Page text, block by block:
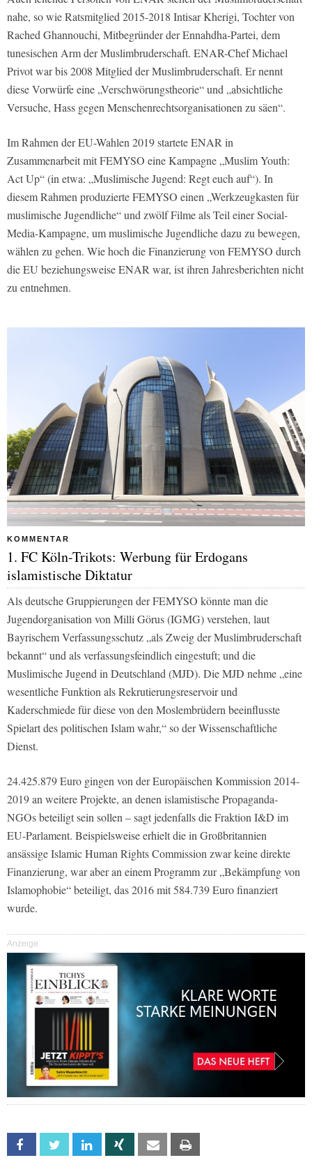
nahe, so wie Ratsmitglied 2015-2018 Intisar Kherigi, Tochter von
Rached Ghannouchi, Mitbegründer der Ennahdha-Partei, dem
tunesischen Arm der Muslimbruderschaft. ENAR-Chef Michael
Privot war bis 2008 Mitglied der Muslimbruderschaft. Er nennt
diese Vorwürfe eine „Verschwörungstheorie“ und „absichtliche
Versuche, Hass gegen Menschenrechtsorganisationen zu säen“.
Im Rahmen der EU-Wahlen 2019 startete ENAR in
Zusammenarbeit mit FEMYSO eine Kampagne „Muslim Youth:
Act Up“ (in etwa: „Muslimische Jugend: Regt euch auf“). In
diesem Rahmen produzierte FEMYSO einen „Werkzeugkasten für
muslimische Jugendliche“ und zwölf Filme als Teil einer Social-
Media-Kampagne, um muslimische Jugendliche dazu zu bewegen,
wählen zu gehen. Wie hoch die Finanzierung von FEMYSO durch
die EU beziehungsweise ENAR war, ist ihren Jahresberichten nicht
zu entnehmen.
KOMMENTAR
1. FC Köln-Trikots: Werbung für Erdogans
islamistische Diktatur
Als deutsche Gruppierungen der FEMYSO könnte man die
Jugendorganisation von Milli Görus (IGMG) verstehen, laut
Bayrischem Verfassungsschutz „als Zweig der Muslimbruderschaft
bekannt“ und als verfassungsfeindlich eingestuft; und die
Muslimische Jugend in Deutschland (MJD). Die MJD nehme „eine
wesentliche Funktion als Rekrutierungsreservoir und
Kaderschmiede für diese von den Moslembrüdern beeinflusste
Spielart des politischen Islam wahr,“ so der Wissenschaftliche
Dienst.
24.425.879 Euro gingen von der Europäischen Kommission 2014-
2019 an weitere Projekte, an denen islamistische Propaganda-
NGOs beteiligt sein sollen – sagt jedenfalls die Fraktion I&D im
EU-Parlament. Beispielsweise erhielt die in Großbritannien
ansässige Islamic Human Rights Commission zwar keine direkte
Finanzierung, war aber an einem Programm zur „Bekämpfung von
Islamophobie“ beteiligt, das 2016 mit 584.739 Euro finanziert
wurde.
Anzeige
Facebook Twitter Linkedin Xing Email